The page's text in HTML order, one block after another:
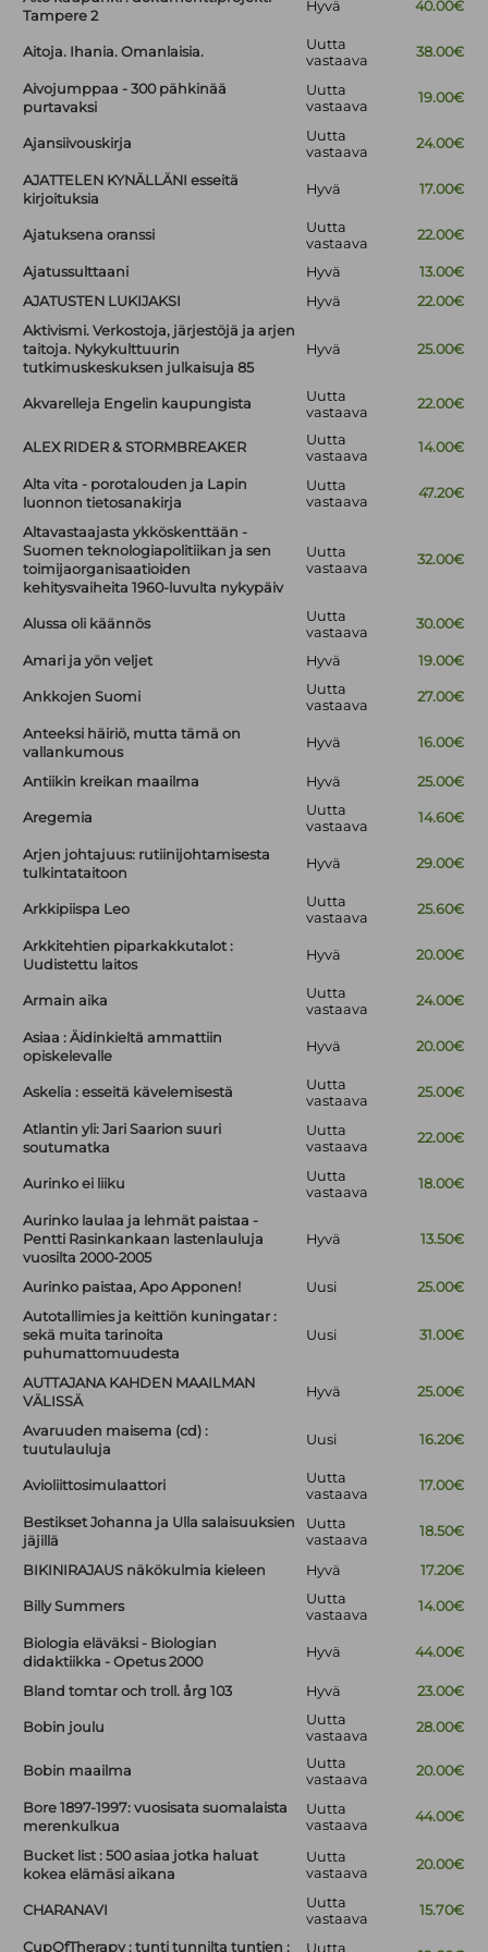
Tampere 2
Hyvä 40.00€
Aitoja. Ihania. Omanlaisia.
Uutta
vastaava
38.00€
Aivojumppaa - 300 pähkinää
purtavaksi
Uutta
vastaava
19.00€
Ajansiivouskirja
Uutta
vastaava
24.00€
AJATTELEN KYNÄLLÄNI esseitä
kirjoituksia
Hyvä 17.00€
Ajatuksena oranssi
Uutta
vastaava
22.00€
Ajatussulttaani Hyvä
13.00€
AJATUSTEN LUKIJAKSI
Hyvä
22.00€
Aktivismi. Verkostoja, järjestöjä ja arjen
taitoja. Nykykulttuurin
tutkimuskeskuksen julkaisuja 85
Hyvä 25.00€
Akvarelleja Engelin kaupungista
Uutta
vastaava
22.00€
ALEX RIDER & STORMBREAKER
Uutta
vastaava
14.00€
Alta vita - porotalouden ja Lapin
luonnon tietosanakirja
Uutta
vastaava
47.20€
Altavastaajasta ykköskenttään -
Suomen teknologiapolitiikan ja sen
toimijaorganisaatioiden
kehitysvaiheita 1960-luvulta nykypäiv
Uutta
vastaava
32.00€
Alussa oli käännös
Uutta
vastaava
30.00€
Amari ja yön veljet Hyvä 19.00€
Ankkojen Suomi
Uutta
vastaava
27.00€
Anteeksi häiriö, mutta tämä on
vallankumous
Hyvä 16.00€
Antiikin kreikan maailma Hyvä 25.00€
Aregemia
Uutta
vastaava
14.60€
Arjen johtajuus: rutiinijohtamisesta
tulkintataitoon
Hyvä 29.00€
Arkkipiispa Leo
Uutta
vastaava
25.60€
Arkkitehtien piparkakkutalot :
Uudistettu laitos
Hyvä 20.00€
Armain aika
Uutta
vastaava
24.00€
Asiaa : Äidinkieltä ammattiin
opiskelevalle
Hyvä 20.00€
Askelia : esseitä kävelemisestä
Uutta
vastaava
25.00€
Atlantin yli: Jari Saarion suuri
soutumatka
Uutta
vastaava
22.00€
Aurinko ei liiku
Uutta
vastaava
18.00€
Aurinko laulaa ja lehmät paistaa -
Pentti Rasinkankaan lastenlauluja
vuosilta 2000-2005
Hyvä 13.50€
Aurinko paistaa, Apo Apponen! Uusi
25.00€
Autotallimies ja keittiön kuningatar :
sekä muita tarinoita
puhumattomuudesta
Uusi 31.00€
AUTTAJANA KAHDEN MAAILMAN
VÄLISSÄ
Hyvä 25.00€
Avaruuden maisema (cd) :
tuutulauluja
Uusi 16.20€
Avioliittosimulaattori
Uutta
vastaava
17.00€
Bestikset Johanna ja Ulla salaisuuksien
jäjillä
Uutta
vastaava
18.50€
BIKINIRAJAUS näkökulmia kieleen Hyvä 17.20€
Billy Summers
Uutta
vastaava
14.00€
Biologia eläväksi - Biologian
didaktiikka - Opetus 2000
Hyvä 44.00€
Bland tomtar och troll. årg 103 Hyvä 23.00€
Bobin joulu
Uutta
vastaava
28.00€
Bobin maailma
Uutta
vastaava
20.00€
Bore 1897-1997: vuosisata suomalaista
merenkulkua
Uutta
vastaava
44.00€
Bucket list : 500 asiaa jotka haluat
kokea elämäsi aikana
Uutta
vastaava
20.00€
CHARANAVI
Uutta
vastaava
15.70€
CupOfTherapy : tunti tunnilta tuntien : Uutta